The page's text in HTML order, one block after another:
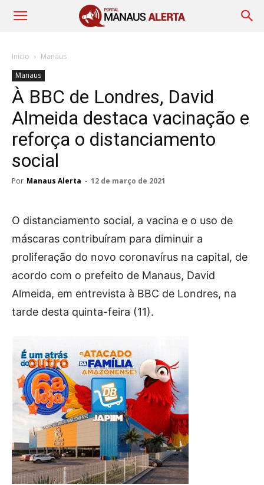
Início
Manaus
Manaus
À BBC de Londres, David
Almeida destaca vacinação e
reforça o distanciamento
social
Por Manaus Alerta - 12 de março de 2021
O distanciamento social, a vacina e o uso de
máscaras contribuíram para diminuir a
proliferação do novo coronavírus na capital, de
acordo com o prefeito de Manaus, David
Almeida, em entrevista à BBC de Londres, na
tarde desta quinta-feira (11).